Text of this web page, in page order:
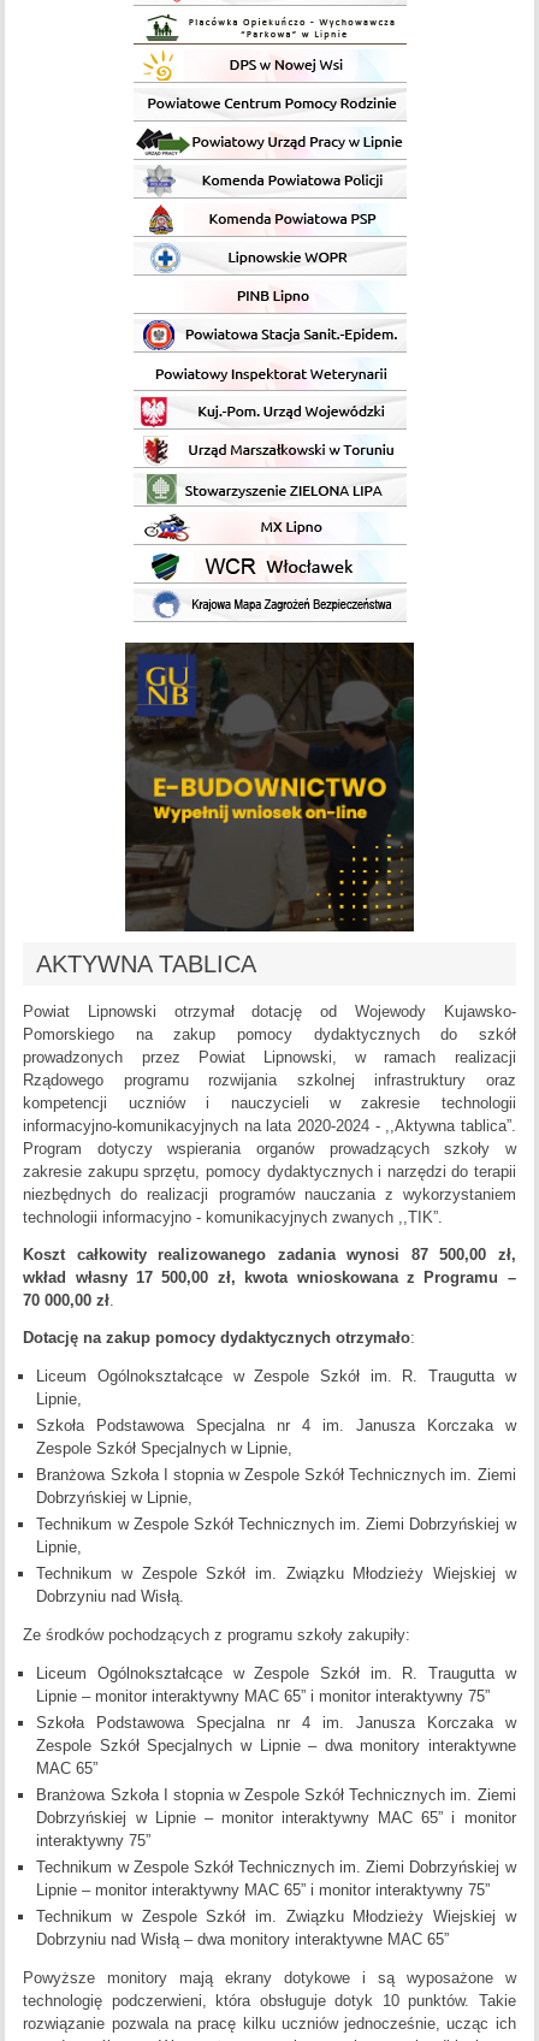
AKTYWNA TABLICA
Powiat Lipnowski otrzymał dotację od Wojewody Kujawsko-
Pomorskiego na zakup pomocy dydaktycznych do szkół
prowadzonych przez Powiat Lipnowski, w ramach realizacji
Rządowego programu rozwijania szkolnej infrastruktury oraz
kompetencji uczniów i nauczycieli w zakresie technologii
informacyjno-komunikacyjnych na lata 2020-2024 - ,,Aktywna tablica”.
Program dotyczy wspierania organów prowadzących szkoły w
zakresie zakupu sprzętu, pomocy dydaktycznych i narzędzi do terapii
niezbędnych do realizacji programów nauczania z wykorzystaniem
technologii informacyjno - komunikacyjnych zwanych ,,TIK”.
Koszt całkowity realizowanego zadania wynosi 87 500,00 zł,
wkład własny 17 500,00 zł, kwota wnioskowana z Programu –
70 000,00 zł.
Dotację na zakup pomocy dydaktycznych otrzymało:
Liceum Ogólnokształcące w Zespole Szkół im. R. Traugutta w
Lipnie,
Szkoła Podstawowa Specjalna nr 4 im. Janusza Korczaka w
Zespole Szkół Specjalnych w Lipnie,
Branżowa Szkoła I stopnia w Zespole Szkół Technicznych im. Ziemi
Dobrzyńskiej w Lipnie,
Technikum w Zespole Szkół Technicznych im. Ziemi Dobrzyńskiej w
Lipnie,
Technikum w Zespole Szkół im. Związku Młodzieży Wiejskiej w
Dobrzyniu nad Wisłą.
Ze środków pochodzących z programu szkoły zakupiły:
Liceum Ogólnokształcące w Zespole Szkół im. R. Traugutta w
Lipnie – monitor interaktywny MAC 65” i monitor interaktywny 75”
Szkoła Podstawowa Specjalna nr 4 im. Janusza Korczaka w
Zespole Szkół Specjalnych w Lipnie – dwa monitory interaktywne
MAC 65”
Branżowa Szkoła I stopnia w Zespole Szkół Technicznych im. Ziemi
Dobrzyńskiej w Lipnie – monitor interaktywny MAC 65” i monitor
interaktywny 75”
Technikum w Zespole Szkół Technicznych im. Ziemi Dobrzyńskiej w
Lipnie – monitor interaktywny MAC 65” i monitor interaktywny 75”
Technikum w Zespole Szkół im. Związku Młodzieży Wiejskiej w
Dobrzyniu nad Wisłą – dwa monitory interaktywne MAC 65”
Powyższe monitory mają ekrany dotykowe i są wyposażone w
technologię podczerwieni, która obsługuje dotyk 10 punktów. Takie
rozwiązanie pozwala na pracę kilku uczniów jednocześnie, ucząc ich